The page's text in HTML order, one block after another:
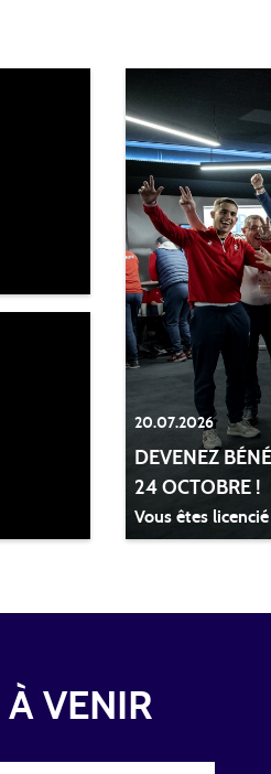
20.07.2026
DEVENEZ
24 OCTOBRE !
Vous êtes
À VENIR